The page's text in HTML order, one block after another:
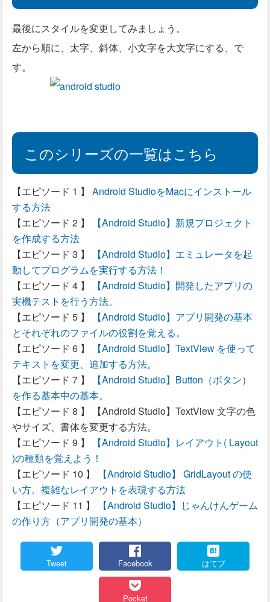
最後にスタイルを変更してみましょう。
左から順に、太字、斜体、小文字を大文字にする、で
す。
このシリーズの一覧はこちら
Android StudioをMacにインストール
する方法
【Android Studio】新規プロジェクト
を作成する方法
【Android Studio】エミュレータを起
動してプログラムを実行する方法！
【Android Studio】開発したアプリの
実機テストを行う方法。
【Android Studio】アプリ開発の基本
とそれぞれのファイルの役割を覚える。
【Android Studio】TextView を使って
テキストを変更、追加する方法。
【Android Studio】Button（ボタン）
を作る基本中の基本。
【Android Studio】TextView 文字の色
やサイズ、書体を変更する方法。
【Android Studio】レイアウト( Layout
)の種類を覚えよう！
【Android Studio】 GridLayout の使
い方。複雑なレイアウトを表現する方法
【Android Studio】じゃんけんゲーム
の作り方（アプリ開発の基本）
Tweet Facebook はてブ
Pocket